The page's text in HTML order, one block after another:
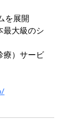
を展開
最大級のシ
療）サービ